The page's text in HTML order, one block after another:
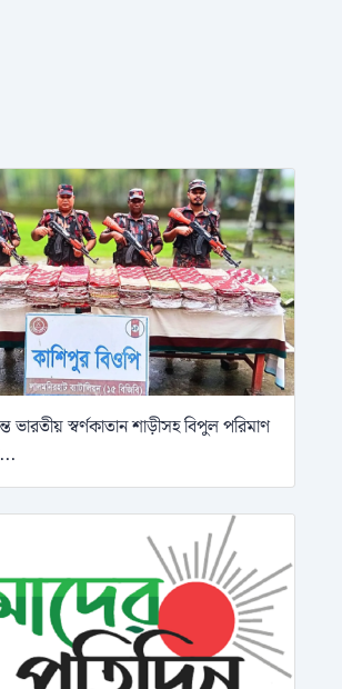
ভারতীয় স্বর্ণকাতান শাড়ীসহ বিপুল পরিমাণ